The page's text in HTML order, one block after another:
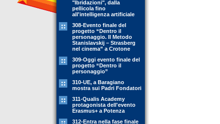
"Ibridazioni", dalla
pellicola fino
all'intelligenza artificiale
308-Evento finale del
progetto “Dentro il
personaggio. Il Metodo
Stanislavskij – Strasberg
nel cinema” a Crotone
309-Oggi evento finale del
progetto “Dentro il
personaggio”
310-UE, a Baragiano
mostra sui Padri Fondatori
311-Qualis Academy
protagonista dell'evento
Erasmus+ a Potenza
312-Entra nella fase finale